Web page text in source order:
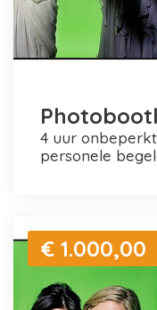
4 uur onbeperkt foto's maken en printen +
personele
€ 1.000,00